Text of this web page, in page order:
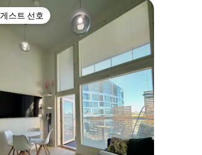
점), 후기 49개
게스트 선호
게스트 선호